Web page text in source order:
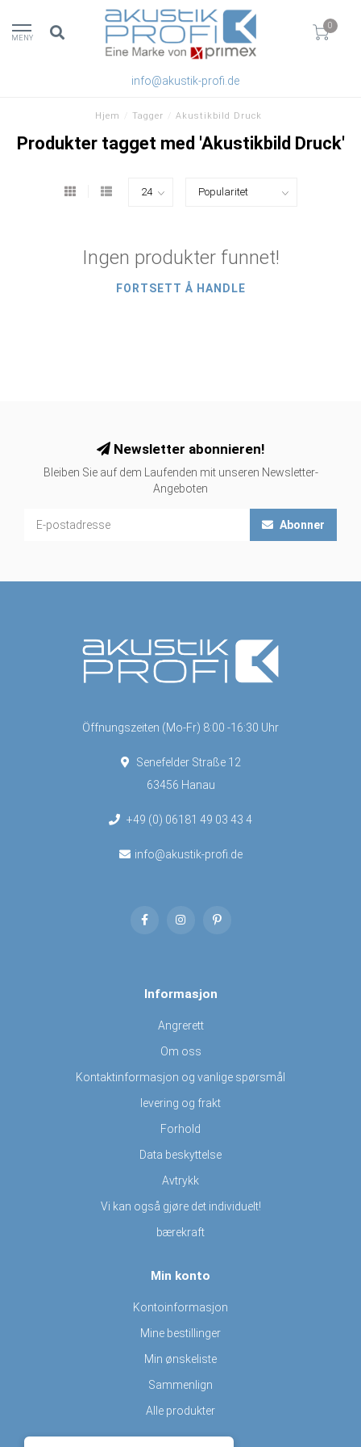
MENY
0
info@akustik-profi.de
Hjem Tagger Akustikbild Druck
Produkter tagget med 'Akustikbild Druck'
Ingen produkter funnet!
FORTSETT Å HANDLE
Newsletter abonnieren!
Bleiben Sie auf dem Laufenden mit unseren Newsletter-
Angeboten
Abonner
Öffnungszeiten (Mo-Fr) 8:00 -16:30 Uhr
Senefelder Straße 12
63456 Hanau
+49 (0) 06181 49 03 43 4
info@akustik-profi.de
Informasjon
Angrerett
Om oss
Kontaktinformasjon og vanlige spørsmål
levering og frakt
Forhold
Data beskyttelse
Avtrykk
Vi kan også gjøre det individuelt!
bærekraft
Min konto
Kontoinformasjon
Mine bestillinger
Min ønskeliste
Sammenlign
Alle produkter